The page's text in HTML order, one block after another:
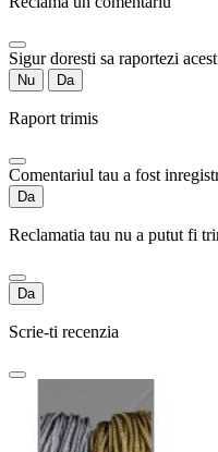
Sigur doresti sa raportezi
Nu Da
Raport trimis
Comentariul tau a fost
Da
Reclamatia tau nu a putut fi
Da
Scrie-ti recenzia